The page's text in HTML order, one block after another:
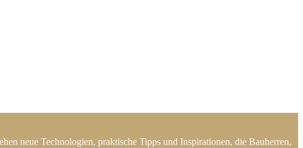
neue Technologien, praktische Tipps und Inspirationen, die Bauherren,